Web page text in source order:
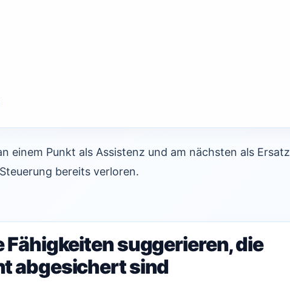
einem Punkt als Assistenz und am nächsten als Ersatz
bereits verloren.
Fähigkeiten suggerieren, die
abgesichert sind